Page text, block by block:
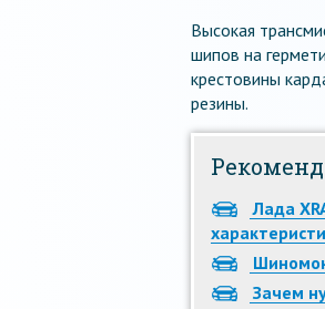
Высокая
шипов на
крестовины
резины.
Лада
Зачем